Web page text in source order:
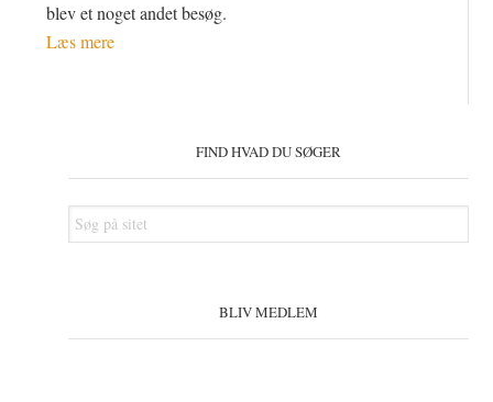
blev et noget andet besøg.
Læs mere
FIND HVAD DU SØGER
Søg
på
BLIV MEDLEM